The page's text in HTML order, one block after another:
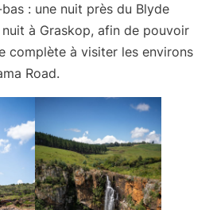
: une nuit près du Blyde
à Graskop, afin de pouvoir
complète à visiter les environs
Road.